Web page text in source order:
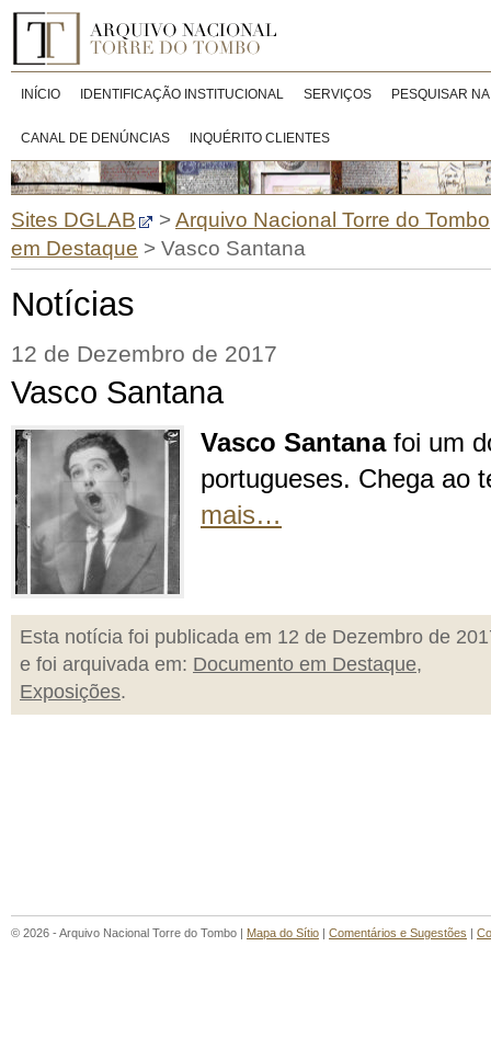
INÍCIO IDENTIFICAÇÃO INSTITUCIONAL SERVIÇOS PESQUISAR
CANAL DE DENÚNCIAS INQUÉRITO CLIENTES
Sites DGLAB >Arquivo Nacional Torre do Tombo
em Destaque > Vasco Santana
Notícias
12 de Dezembro de 2017
Vasco Santana
Vasco Santanafoi um
portugueses. Chega ao
mais…
Esta notícia foi publicada em 12 de Dezembro de
e foi arquivada em: Documento em Destaque,
Exposições.
© 2026 - Arquivo Nacional Torre do Tombo | Mapa do Sítio | Comentários e Sugestões |